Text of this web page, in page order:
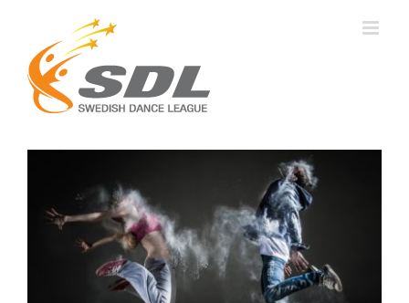
innehållet